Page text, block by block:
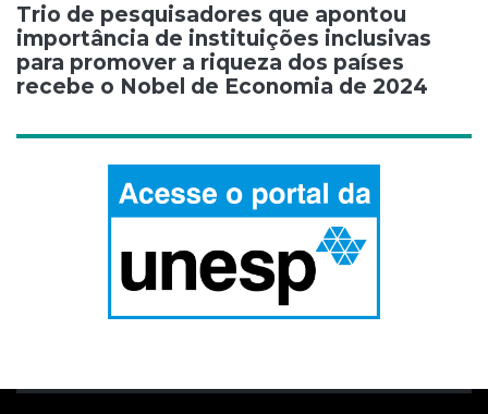
Trio de pesquisadores que apontou
importância de instituições inclusivas
para promover a riqueza dos países
recebe o Nobel de Economia de 2024